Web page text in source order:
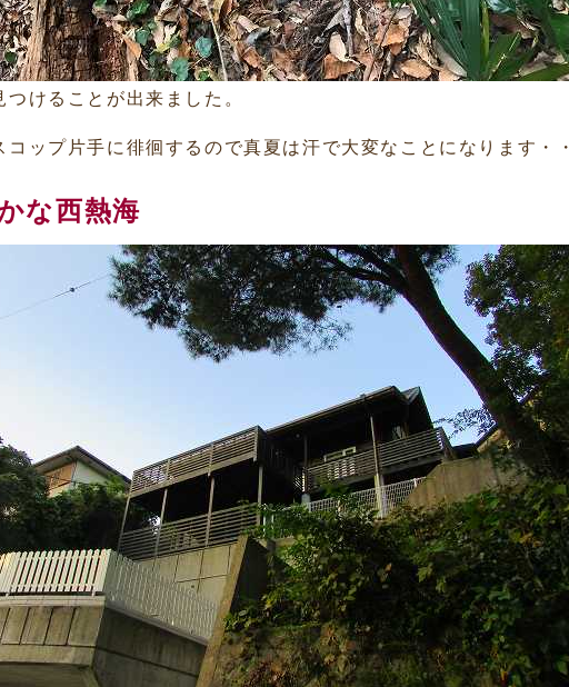
つけることが出来ました。
コップ片手に徘徊するので真夏は汗で大変なことになります・・
な西熱海